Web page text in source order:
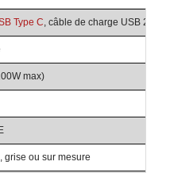
Type C , câble de charge USB 2.0
max)
grise ou sur mesure